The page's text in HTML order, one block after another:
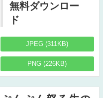
無料ダウンロー
ド
JPEG (311KB)
PNG (226KB)